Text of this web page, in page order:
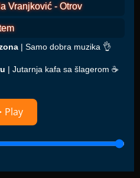
Vranjković - Otrov
| Samo dobra muzika 👌
| Jutarnja kafa sa šlagerom ☕️
Play